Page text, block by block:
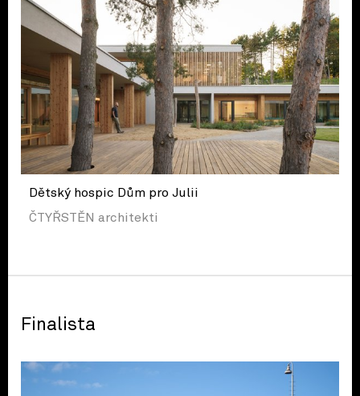
Dětský hospic Dům pro Julii
ČTYŘSTĚN architekti
Finalista